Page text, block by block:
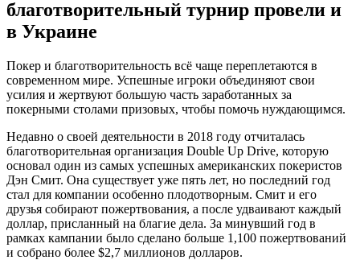
благотворительный турнир провели и
в Украине
Покер и благотворительность всё чаще переплетаются в
современном мире. Успешные игроки объединяют свои
усилия и жертвуют большую часть заработанных за
покерными столами призовых, чтобы помочь нуждающимся.
Недавно о своей деятельности в 2018 году отчиталась
благотворительная организация Double Up Drive, которую
основал один из самых успешных американских покеристов
Дэн Смит. Она существует уже пять лет, но последний год
стал для компании особенно плодотворным. Смит и его
друзья собирают пожертвования, а после удваивают каждый
доллар, присланный на благие дела. За минувший год в
рамках кампании было сделано больше 1,100 пожертвований
и собрано более $2,7 миллионов долларов.